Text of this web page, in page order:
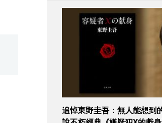
追悼東野圭吾：無人能想到